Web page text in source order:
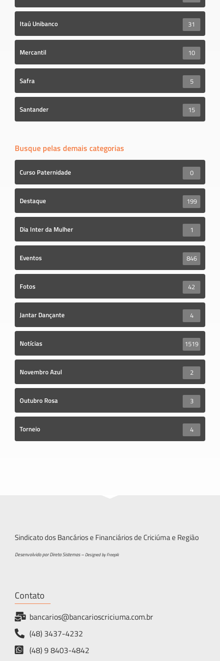
Itaú Unibanco 31
Mercantil 10
Safra 5
Santander 15
Busque pelas demais categorias
Curso Paternidade 0
Destaque 199
Dia Inter da Mulher 1
Eventos 846
Fotos 42
Jantar Dançante 4
Notícias 1519
Novembro Azul 2
Outubro Rosa 3
Torneio 4
Sindicato dos Bancários e Financiários de Criciúma e Região
Desenvolvido por Direta Sistemas –Designed by Freepik
Contato
bancarios@bancarioscriciuma.com.br
(48) 3437-4232
(48) 9 8403-4842